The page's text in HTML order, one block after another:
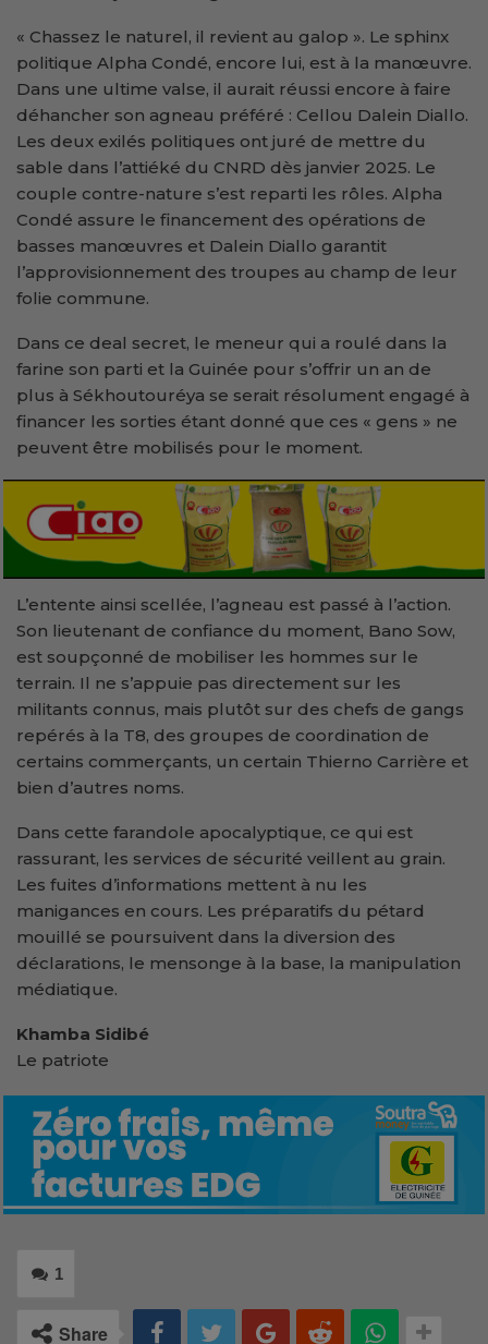
« Chassez le naturel, il revient au galop ». Le sphinx
politique Alpha Condé, encore lui, est à la manœuvre.
Dans une ultime valse, il aurait réussi encore à faire
déhancher son agneau préféré : Cellou Dalein Diallo.
Les deux exilés politiques ont juré de mettre du
sable dans l’attiéké du CNRD dès janvier 2025. Le
couple contre-nature s’est reparti les rôles. Alpha
Condé assure le financement des opérations de
basses manœuvres et Dalein Diallo garantit
l’approvisionnement des troupes au champ de leur
folie commune.
Dans ce deal secret, le meneur qui a roulé dans la
farine son parti et la Guinée pour s’offrir un an de
plus à Sékhoutouréya se serait résolument engagé à
financer les sorties étant donné que ces « gens » ne
peuvent être mobilisés pour le moment.
L’entente ainsi scellée, l’agneau est passé à l’action.
Son lieutenant de confiance du moment, Bano Sow,
est soupçonné de mobiliser les hommes sur le
terrain. Il ne s’appuie pas directement sur les
militants connus, mais plutôt sur des chefs de gangs
repérés à la T8, des groupes de coordination de
certains commerçants, un certain Thierno Carrière et
bien d’autres noms.
Dans cette farandole apocalyptique, ce qui est
rassurant, les services de sécurité veillent au grain.
Les fuites d’informations mettent à nu les
manigances en cours. Les préparatifs du pétard
mouillé se poursuivent dans la diversion des
déclarations, le mensonge à la base, la manipulation
médiatique.
Khamba Sidibé
Le patriote
1
Share